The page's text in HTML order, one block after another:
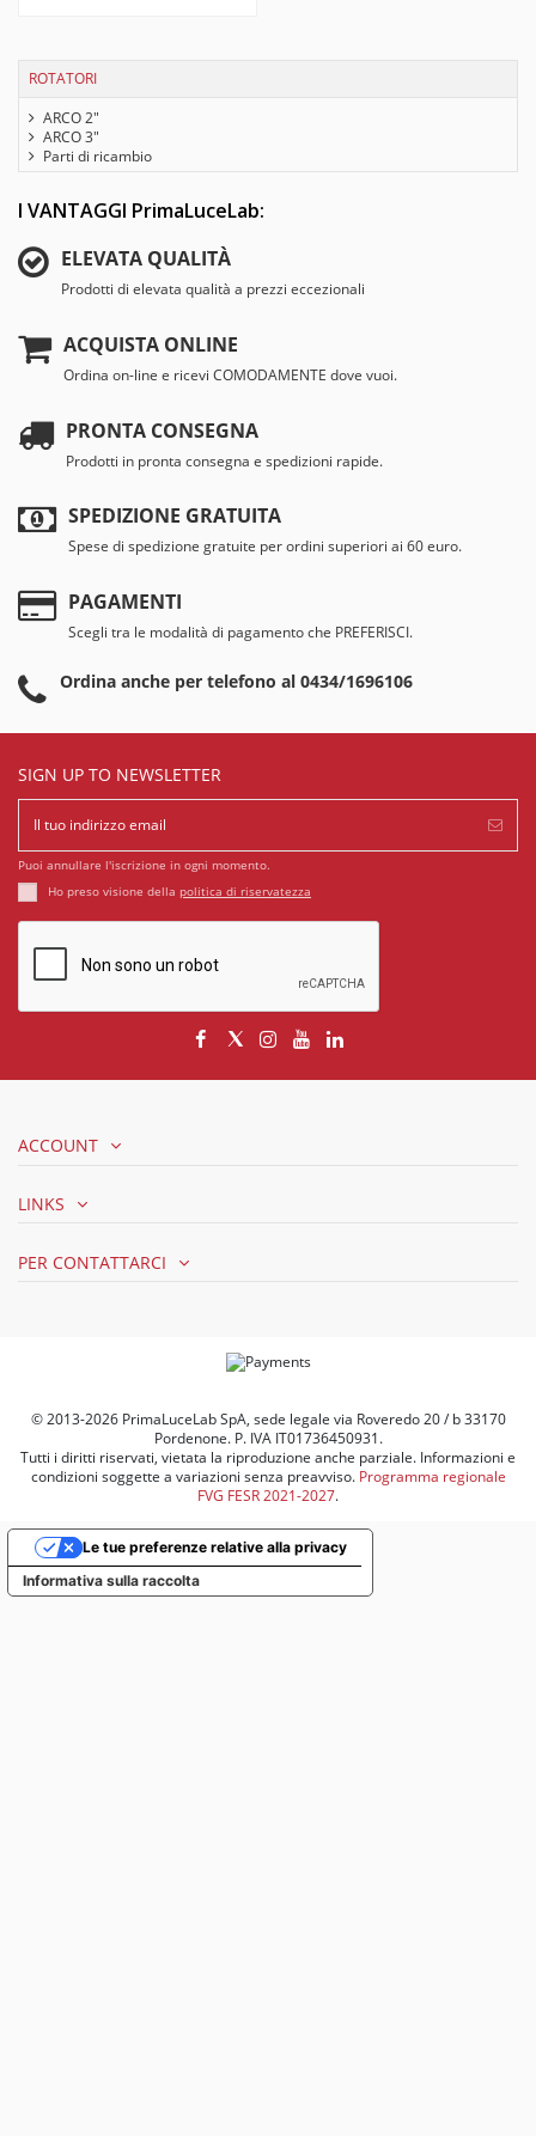
ROTATORI
ARCO 2"
ARCO 3"
Parti di ricambio
I VANTAGGI PrimaLuceLab:
ELEVATA QUALITÀ
Prodotti di elevata qualità a prezzi eccezionali
ACQUISTA ONLINE
Ordina on-line e ricevi COMODAMENTE dove vuoi.
PRONTA CONSEGNA
Prodotti in pronta consegna e spedizioni rapide.
SPEDIZIONE GRATUITA
Spese di spedizione gratuite per ordini superiori ai 60 euro.
PAGAMENTI
Scegli tra le modalità di pagamento che PREFERISCI.
Ordina anche per telefono al 0434/1696106
SIGN UP TO NEWSLETTER
Puoi annullare l'iscrizione in ogni momento.
Ho preso visione della politica di riservatezza
ACCOUNT
LINKS
PER CONTATTARCI
© 2013-2026 PrimaLuceLab SpA, sede legale via Roveredo 20 / b 33170
Pordenone. P. IVA IT01736450931.
Tutti i diritti riservati, vietata la riproduzione anche parziale. Informazioni e
condizioni soggette a variazioni senza preavviso. Programma regionale
FVG FESR 2021-2027.
Informativa sulla raccolta
Le tue preferenze relative alla privacy